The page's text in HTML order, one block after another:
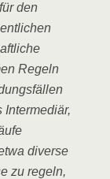
den
Regeln
Intermediär,
diverse
zu regeln,